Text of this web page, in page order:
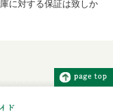
に対する保証は致しか